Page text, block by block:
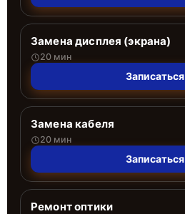
Замена дисплея (экрана)
20 мин
Записаться
Замена кабеля
20 мин
Записаться
Ремонт оптики